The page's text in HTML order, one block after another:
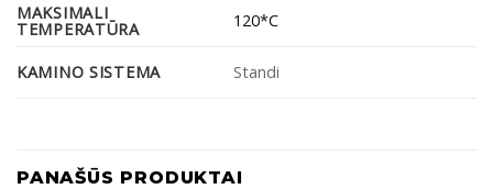
MAKSIMALI
TEMPERATŪRA 120*C
KAMINO SISTEMA Standi
PANAŠŪS PRODUKTAI